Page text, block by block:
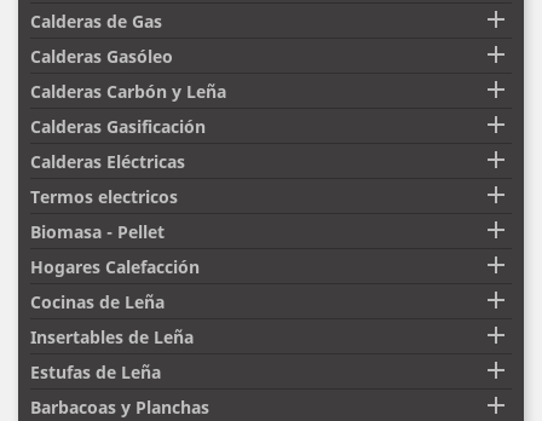
Calderas de Gas 
Calderas Gasóleo 
Calderas Carbón y Leña 
Calderas Gasificación 
Calderas Eléctricas 
Termos electricos 
Biomasa - Pellet 
Hogares Calefacción 
Cocinas de Leña 
Insertables de Leña 
Estufas de Leña 
Barbacoas y Planchas 